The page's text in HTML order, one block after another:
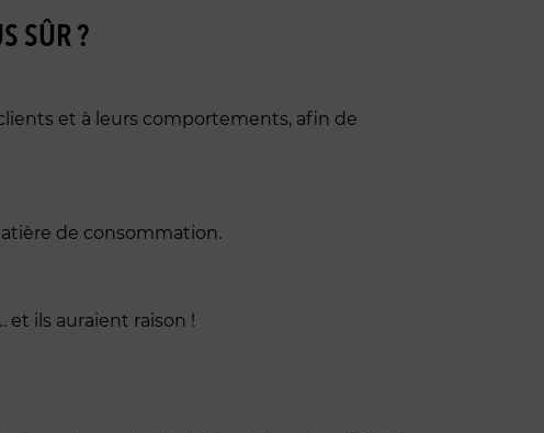
SÛR ?
et à leurs comportements, afin de
de consommation.
ils auraient raison !